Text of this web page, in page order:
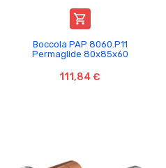

Boccola PAP 8060.P11
Permaglide 80x85x60
111,84 €